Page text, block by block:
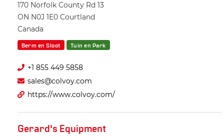
170 Norfolk County Rd 13
ON N0J 1E0 Courtland
Canada
Berm en Sloot Tuin en Park
+1 855 449 5858
sales@colvoy.com
https://www.colvoy.com/
Gerard's Equipment